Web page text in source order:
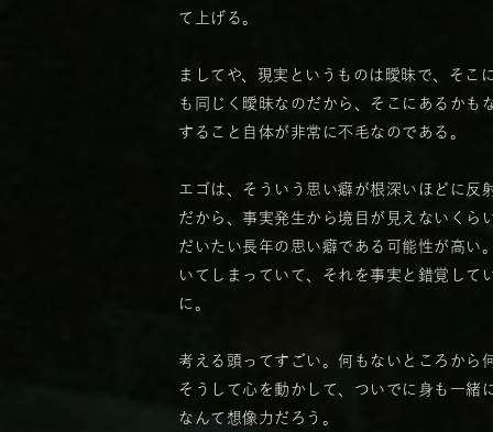
て上げる。
ましてや、現実というものは曖昧で、そこ
も同じく曖昧なのだから、そこにあるかも
すること自体が非常に不毛なのである。
エゴは、そういう思い癖が根深いほどに反
だから、事実発生から境目が見えないくら
だいたい長年の思い癖である可能性が高い
いてしまっていて、それを事実と錯覚して
に。
考える頭ってすごい。何もないところから
そうして心を動かして、ついでに身も一緒
なんて想像力だろう。